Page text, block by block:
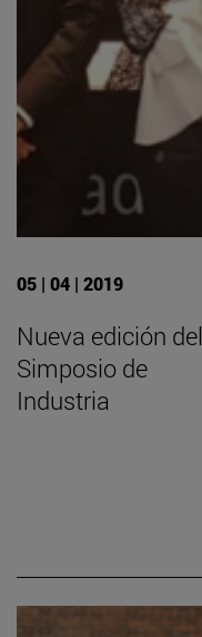
05 | 04 | 2019
Nueva edición del
Simposio de
Industria